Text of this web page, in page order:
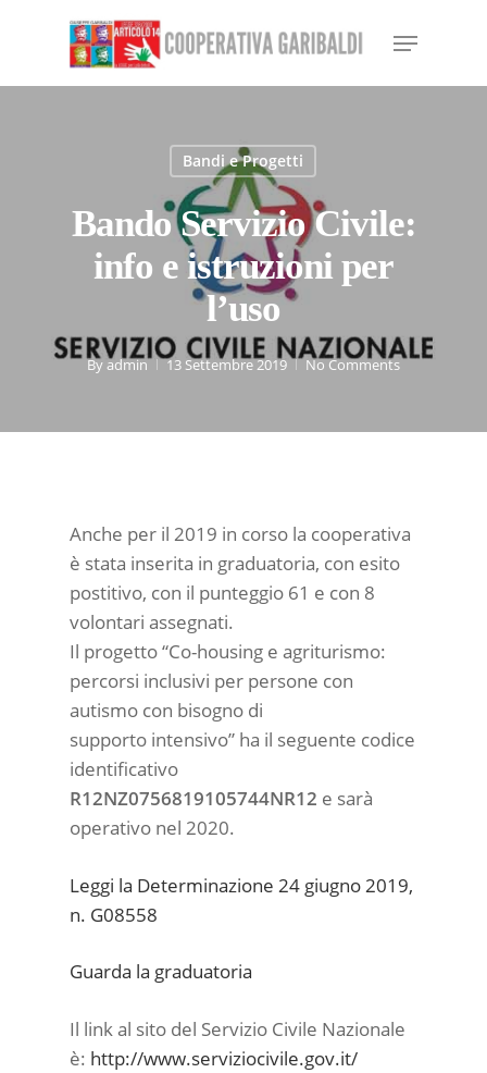
Menu
Bandi e Progetti
Bando Servizio Civile:
info e istruzioni per
l’uso
Byadmin 13 Settembre 2019 No Comments
Anche per il 2019 in corso la cooperativa
è stata inserita in graduatoria, con esito
postitivo, con il punteggio 61 e con 8
volontari assegnati.
Il progetto “Co-housing e agriturismo:
percorsi inclusivi per persone con
autismo con bisogno di
supporto intensivo” ha il seguente codice
identificativo
R12NZ0756819105744NR12 e sarà
operativo nel 2020.
Leggi la Determinazione 24 giugno 2019,
n. G08558
Guarda la graduatoria
Il link al sito del Servizio Civile Nazionale
è: http://www.serviziocivile.gov.it/